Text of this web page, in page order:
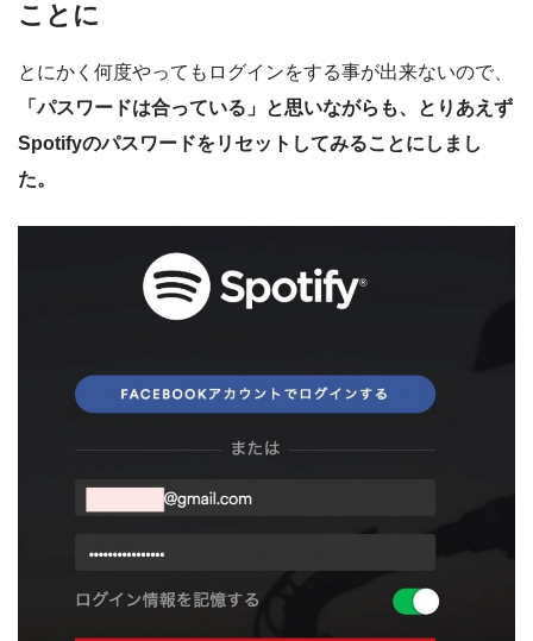
ことに
とにかく何度やってもログインをする事が出来ないので、
「パスワードは合っている」と思いながらも、とりあえず
Spotifyのパスワードをリセットしてみることにしまし
た。